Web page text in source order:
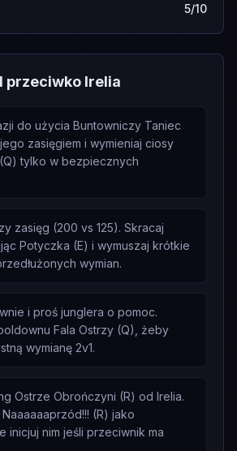
5/10
przeciwko Irelia
do użycia Buntowniczy Taniec
zasięgiem i wymieniaj ciosy
tylko w bezpiecznych
zasięg (200 vs 125). Skracaj
Potyczka (E) i wymuszaj krótkie
wymian.
i proś junglera o pomoc.
Fala Ostrzy (Q), żeby
wymianę 2v1.
Ostrze Obrończyni (R) od Irelia.
(R) jako
inicjuj nim jeśli przeciwnik ma